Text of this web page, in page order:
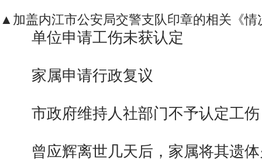
▲加盖内江市公安局交警支队印章的相关《情
单位申请工伤未获认定
家属申请行政复议
市政府维持人社部门不予认定工伤
曾应辉离世几天后，家属将其遗体